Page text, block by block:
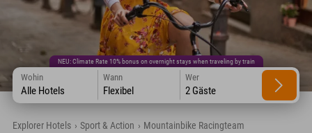
NEU: Climate Rate 10% bonus on overnight stays when traveling by train
Wohin
Alle Hotels
Wann
Flexibel
Wer
2 Gäste
Explorer Hotels › Sport & Action › Mountainbike Racingteam